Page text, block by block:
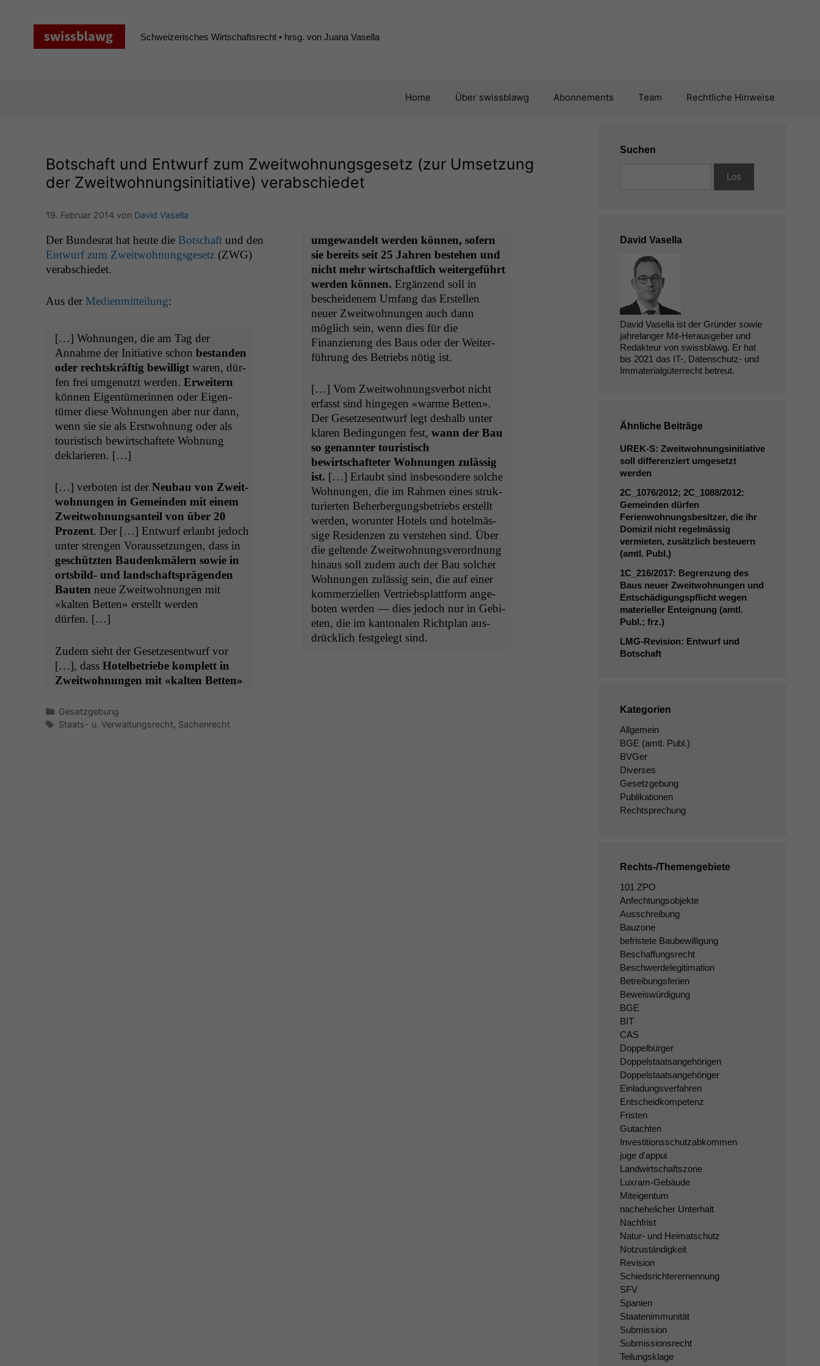
Schweizerisches Wirtschaftsrecht • hrsg. von Juana Vasella
Home Über swissblawg Abonnements Team Rechtliche Hinweise
Botschaft und Entwurf zum Zweitwohnungsgesetz (zur Umsetzung
der Zweitwohnungsinitiative) verabschiedet
19. Februar 2014 von David Vasella
Der Bun­desrat hat heute die Botschaftund den
Entwurf zum Zweit­woh­nungs­ge­setz(ZWG)
verabschiedet.
Aus der Medi­en­mit­teilung:
[…] Woh­nun­gen, die am Tag der
Annahme der Ini­tia­tive schon bestanden
oder recht­skräftig bewil­ligt waren, dür­
fen frei umgenutzt wer­den. Erweit­ern
kön­nen Eigen­tümerin­nen oder Eigen­
tümer diese Woh­nun­gen aber nur dann,
wenn sie sie als Erst­woh­nung oder als
touris­tisch bewirtschaftete Woh­nung
deklarieren. […]
[…] ver­boten ist der Neubau von Zweit­
woh­nun­gen in Gemein­den mit einem
Zweit­woh­nungsan­teil von über 20
Prozent. Der […] Entwurf erlaubt jedoch
unter stren­gen Voraus­set­zun­gen, dass in
geschützten Bau­denkmälern sowie in
orts­bild- und land­schaft­sprä­gen­den
Baut­en neue Zweit­woh­nun­gen mit
«kalten Bet­ten» erstellt wer­den
dürfen. […]
Zudem sieht der Geset­ze­sen­twurf vor
[…], dass Hotel­be­triebe kom­plett in
Zweit­woh­nun­gen mit «kalten Bet­ten»
umge­wan­delt wer­den kön­nen, sofern
sie bere­its seit 25 Jahren beste­hen und
nicht mehr wirtschaftlich weit­erge­führt
wer­den kön­nen. Ergänzend soll in
beschei­den­em Umfang das Erstellen
neuer Zweit­woh­nun­gen auch dann
möglich sein, wenn dies für die
Finanzierung des Baus oder der Weit­er­
führung des Betriebs nötig ist.
[…] Vom Zweit­woh­nungsver­bot nicht
erfasst sind hinge­gen «warme Bet­ten».
Der Geset­ze­sen­twurf legt deshalb unter
klaren Bedin­gun­gen fest, wann der Bau
so genan­nter touris­tisch
bewirtschafteter Woh­nun­gen zuläs­sig
ist. […] Erlaubt sind ins­beson­dere solche
Woh­nun­gen, die im Rah­men eines struk­
turi­erten Beherber­gungs­be­triebs erstellt
wer­den, worunter Hotels und hotelmäs­
sige Res­i­den­zen zu ver­ste­hen sind. Über
die gel­tende Zweit­woh­nungsverord­nung
hin­aus soll zudem auch der Bau solch­er
Woh­nun­gen zuläs­sig sein, die auf ein­er
kom­merziellen Ver­trieb­splat­tform ange­
boten wer­den — dies jedoch nur in Gebi­
eten, die im kan­tonalen Richt­plan aus­
drück­lich fest­gelegt sind.
Kategorien
Gesetzgebung
Schlagwörter
Staats- u. Verwaltungsrecht, Sachenrecht
Suchen
David Vasella
David Vasella ist der Gründer sowie
jahrelanger Mit-Herausgeber und
Redakteur von swissblawg. Er hat
bis 2021 das IT-, Datenschutz- und
Immaterialgüterrecht betreut.
Ähnliche Beiträge
UREK‑S: Zweitwohnungsinitiative
soll differenziert umgesetzt
werden
2C_1076/2012; 2C_1088/2012:
Gemeinden dürfen
Ferienwohnungsbesitzer, die ihr
Domizil nicht regelmässig
vermieten, zusätzlich besteuern
(amtl. Publ.)
1C_216/2017: Begrenzung des
Baus neuer Zweitwohnungen und
Entschädigungspflicht wegen
materieller Enteignung (amtl.
Publ.; frz.)
LMG-Revision: Entwurf und
Botschaft
Kategorien
Allgemein
BGE (amtl. Publ.)
BVGer
Diverses
Gesetzgebung
Publikationen
Rechtsprechung
Rechts-/Themengebiete
101 ZPO
Anfechtungsobjekte
Ausschreibung
Bauzone
befristete Baubewilligung
Beschaffungsrecht
Beschwerdelegitimation
Betreibungsferien
Beweiswürdigung
BGE
BIT
CAS
Doppelbürger
Doppelstaatsangehörigen
Doppelstaatsangehöriger
Einladungsverfahren
Entscheidkompetenz
Fristen
Gutachten
Investitionsschutzabkommen
juge d'appui
Landwirtschaftszone
Luxram-Gebäude
Miteigentum
nachehelicher Unterhalt
Nachfrist
Natur- und Heimatschutz
Notzuständigkeit
Revision
Schiedsrichterernennung
SFV
Spanien
Staatenimmunität
Submission
Submissionsrecht
Teilungsklage